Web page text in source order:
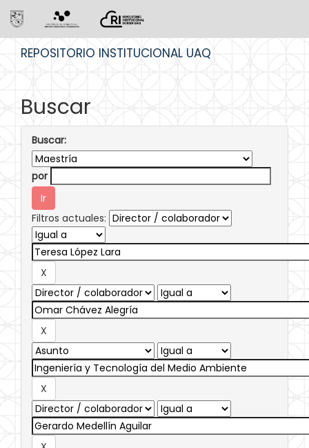
REPOSITORIO INSTITUCIONAL UAQ
Buscar
Buscar:
por
Filtros actuales: